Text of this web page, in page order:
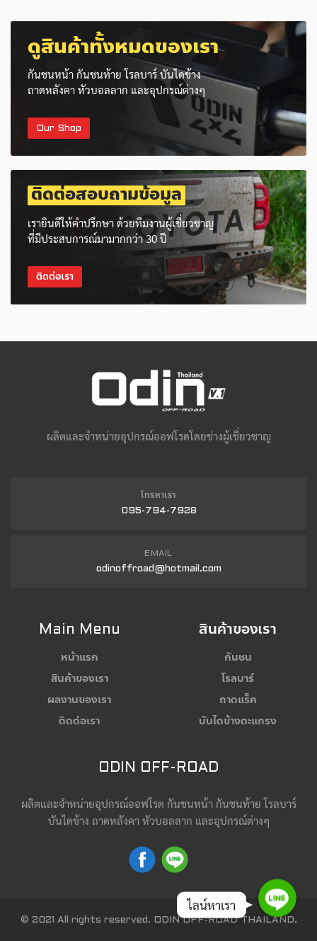
ดูสินค้าทั้งหมดของเรา
กันชนหน้า กันชนท้าย โรลบาร์ บันไดข้าง
ถาดหลังคา หัวบอลลาก และอุปกรณ์ต่างๆ
Our Shop
ติดต่อสอบถามข้อมูล
เรายินดีให้คำปรึกษา ด้วยทีมงานผู้เชี่ยวชาญ
ที่มีประสบการณ์มามากกว่า 30 ปี
ติดต่อเรา
ผลิตและจำหน่ายอุปกรณ์ออฟโรดโดยช่างผู้เชี่ยวชาญ
โทรหาเรา
095-794-7928
EMAIL
odinoffroad@hotmail.com
Main Menu
หน้าแรก
สินค้าของเรา
ผลงานของเรา
ติดต่อเรา
สินค้าของเรา
กันชน
โรลบาร์
ถาดแร็ค
บันไดข้างตะแกรง
ODIN OFF-ROAD
ผลิตและจำหน่ายอุปกรณ์ออฟโรด กันชนหน้า กันชนท้าย โรลบาร์
บันไดข้าง ถาดหลังคา หัวบอลลาก และอุปกรณ์ต่างๆ
© 2021 All rights reserved. ODIN OFF-ROAD THAILAND.
ไลน์หาเรา